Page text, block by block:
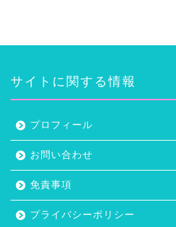
サイトに関する情報
プロフィール
お問い合わせ
免責事項
プライバシーポリシー